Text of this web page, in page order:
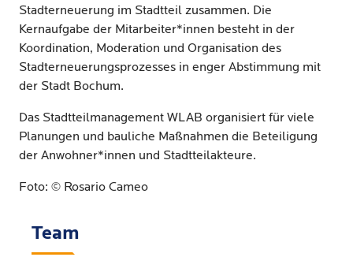
Stadterneuerung im Stadtteil zusammen. Die
Kernaufgabe der Mitarbeiter*innen besteht in der
Koordination, Moderation und Organisation des
Stadterneuerungsprozesses in enger Abstimmung mit
der Stadt Bochum.
Das Stadtteilmanagement WLAB organisiert für viele
Planungen und bauliche Maßnahmen die Beteiligung
der Anwohner*innen und Stadtteilakteure.
Foto: © Rosario Cameo
Team